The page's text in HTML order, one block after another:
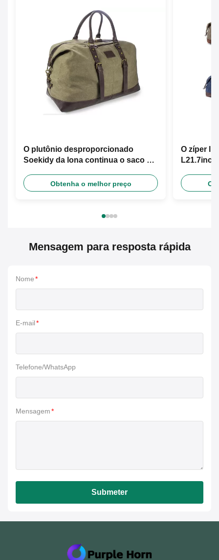
O plutônio desproporcionado
Soekidy da lona continua o saco do
Obtenha o melhor preço
O zíper
Mensagem para resposta rápida
Nome*
E-mail*
Telefone/WhatsApp
Mensagem*
Submeter